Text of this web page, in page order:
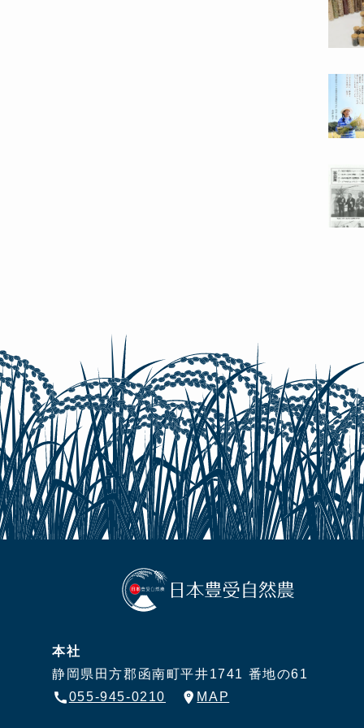
本社
静岡県田方郡函南町平井1741 番地の61
055-945-0210
MAP